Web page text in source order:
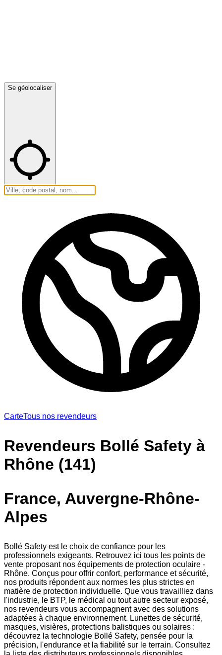
Se géolocaliser
CarteTous nos revendeurs
Revendeurs Bollé Safety à
Rhône (141)
France, Auvergne-Rhône-
Alpes
Bollé Safety est le choix de confiance pour les
professionnels exigeants. Retrouvez ici tous les points de
vente proposant nos équipements de protection oculaire -
Rhône. Conçus pour offrir confort, performance et sécurité,
nos produits répondent aux normes les plus strictes en
matière de protection individuelle. Que vous travailliez dans
l'industrie, le BTP, le médical ou tout autre secteur exposé,
nos revendeurs vous accompagnent avec des solutions
adaptées à chaque environnement. Lunettes de sécurité,
masques, visières, protections balistiques ou solaires :
découvrez la technologie Bollé Safety, pensée pour la
précision, l'endurance et la fiabilité sur le terrain. Consultez